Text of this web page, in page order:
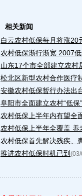
相关新闻
白云农村低保每月将涨20
农村低保渐行渐宽 2007
山东17个市全部建立农村
松北区新型农村合作医疗
安徽农村低保暂行办法出
阜阳市全面建立农村“低保
农村低保上半年内有望全
农村低保上半年全覆盖 养
农村低保首先解决残疾、
推进农村低保时机已到